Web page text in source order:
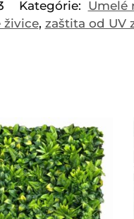
Kategórie: Umelé
živice, zaštita od UV